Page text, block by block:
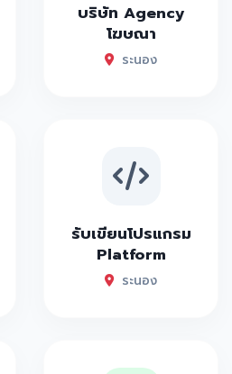
บริษัท Agency
โฆษณา
ระนอง
รับเขียนโปรแกรม
Platform
ระนอง